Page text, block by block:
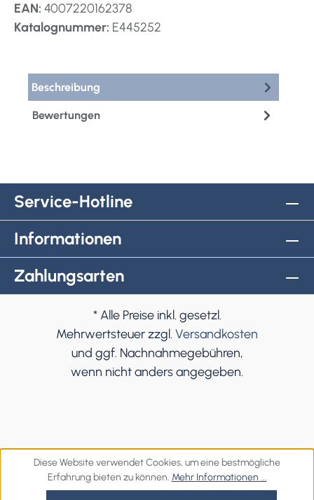
EAN: 4007220162378
Katalognummer: E445252
Beschreibung
Bewertungen
Service-Hotline
Informationen
Zahlungsarten
* Alle Preise inkl. gesetzl.
Mehrwertsteuer zzgl. Versandkosten
und ggf. Nachnahmegebühren,
wenn nicht anders angegeben.
Diese Website verwendet Cookies, um eine bestmögliche
Erfahrung bieten zu können. Mehr Informationen ...